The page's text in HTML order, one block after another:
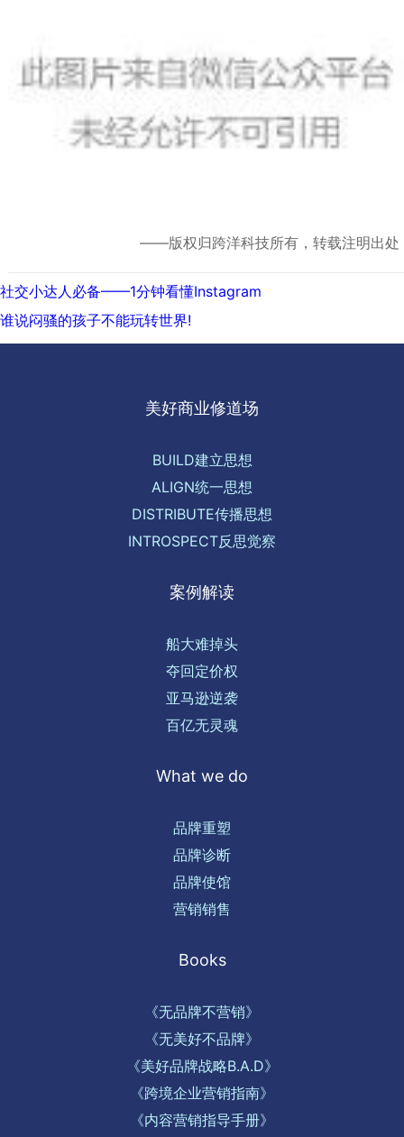
——版权归跨洋科技所有，转载注明出处
文
章
导
航
上
一
篇:
社交小达人必备——1分钟看懂Instagram
下
一
谁说闷骚的孩子不能玩转世界!
美好商业修道场
BUILD建立思想
ALIGN统一思想
DISTRIBUTE传播思想
INTROSPECT反思觉察
案例解读
船大难掉头
夺回定价权
亚马逊逆袭
百亿无灵魂
What we do
品牌重塑
品牌诊断
品牌使馆
营销销售
Books
《无品牌不营销》
《无美好不品牌》
《美好品牌战略B.A.D》
《跨境企业营销指南》
《内容营销指导手册》